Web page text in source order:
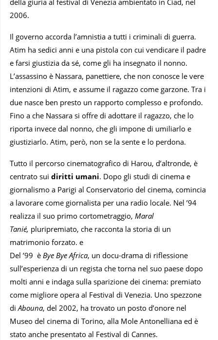
della giuria al festival di Venezia ambientato in Ciad, nel
2006.
Il governo accorda l’amnistia a tutti i criminali di guerra.
Atim ha sedici anni e una pistola con cui vendicare il padre
e farsi giustizia da sé, come gli ha insegnato il nonno.
L’assassino è Nassara, panettiere, che non conosce le vere
intenzioni di Atim, e assume il ragazzo come garzone. Tra i
due nasce ben presto un rapporto complesso e profondo.
Fino a che Nassara si offre di adottare il ragazzo, che lo
riporta invece dal nonno, che gli impone di umiliarlo e
giustiziarlo. Atim, però, non se la sente e lo perdona.
Tutto il percorso cinematografico di Harou, d’altronde, è
centrato sui diritti umani. Dopo gli studi di cinema e
giornalismo a Parigi al Conservatorio del cinema, comincia
a lavorare come giornalista per una radio locale. Nel ’94
realizza il suo primo cortometraggio, Maral
Tanié, pluripremiato, che racconta la storia di un
matrimonio forzato. e
Del ’99 è Bye Bye Africa, un docu-drama di riflessione
sull’esperienza di un regista che torna nel suo paese dopo
molti anni e indaga sulla sparizione dei cinema: premiato
come migliore opera al Festival di Venezia. Uno spezzone
diAbouna, del 2002, ha trovato un posto d’onore nel
Museo del cinema di Torino, alla Mole Antonelliana ed è
stato anche presentato al Festival di Cannes.